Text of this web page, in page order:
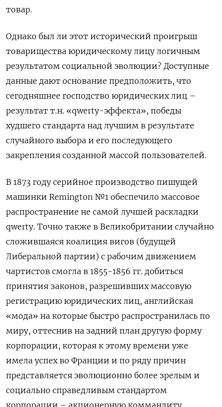
товар.
Однако был ли этот исторический проигрыш
товарищества юридическому лицу логичным
результатом социальной эволюции? Доступные
данные дают основание предположить, что
сегодняшнее господство юридических лиц –
результат т.н. «qwerty-эффекта», победы
худшего стандарта над лучшим в результате
случайного выбора и его последующего
закрепления созданной массой пользователей.
В 1873 году серийное производство пишущей
машинки Remington №1 обеспечило массовое
распространение не самой лучшей раскладки
qwerty. Точно также в Великобритании случайно
сложившаяся коалиция вигов (будущей
Либеральной партии) с рабочим движением
чартистов смогла в 1855-1856 гг. добиться
принятия законов, разрешивших массовую
регистрацию юридических лиц, английская
«мода» на которые быстро распространилась по
миру, оттеснив на задний план другую форму
корпорации, которая к этому времени уже
имела успех во Франции и по ряду причин
представляется эволюционно более зрелым и
социально справедливым стандартом
корпорации – акционерную коммандиту.